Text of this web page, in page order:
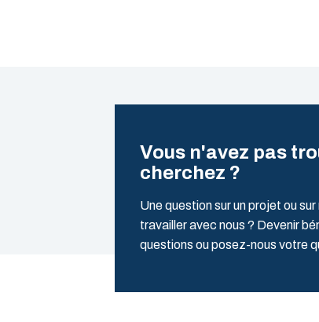
Vous n'avez pas
cherchez ?
Une question sur un projet ou
travailler avec nous ? Devenir
questions ou posez-nous votre